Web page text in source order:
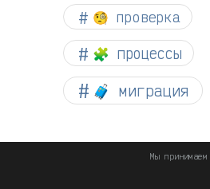
🧐 проверка
🧩 процессы
🧳 миграция
Мы принимаем